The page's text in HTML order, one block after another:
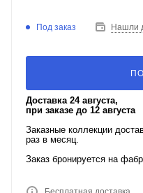
Под заказ Нашли
Доставка 24 августа,
при заказе до 12 августа
Заказные коллекции
раз в месяц.
Заказ бронируется на